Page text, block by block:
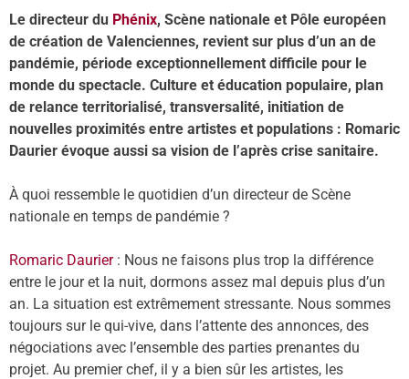
Le directeur du Phénix, Scène nationale et Pôle européen
de création de Valenciennes, revient sur plus d’un an de
pandémie, période exceptionnellement difficile pour le
monde du spectacle. Culture et éducation populaire, plan
de relance territorialisé, transversalité, initiation de
nouvelles proximités entre artistes et populations : Romaric
Daurier évoque aussi sa vision de l’après crise sanitaire.
À quoi ressemble le quotidien d’un directeur de Scène
nationale en temps de pandémie ?
Romaric Daurier: Nous ne faisons plus trop la différence
entre le jour et la nuit, dormons assez mal depuis plus d’un
an. La situation est extrêmement stressante. Nous sommes
toujours sur le qui-vive, dans l’attente des annonces, des
négociations avec l’ensemble des parties prenantes du
projet. Au premier chef, il y a bien sûr les artistes, les